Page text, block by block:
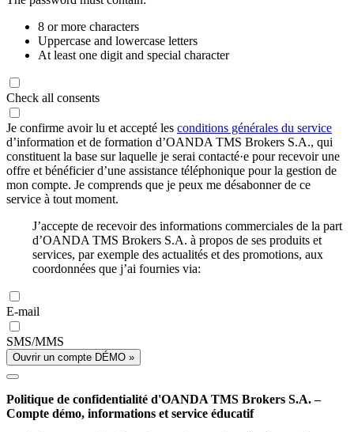
8 or more characters
Uppercase and lowercase letters
At least one digit and special character
Check all consents
Je confirme avoir lu et accepté les conditions générales du service
d’information et de formation d’OANDA TMS Brokers S.A., qui
constituent la base sur laquelle je serai contacté·e pour recevoir une
offre et bénéficier d’une assistance téléphonique pour la gestion de
mon compte. Je comprends que je peux me désabonner de ce
service à tout moment.
J’accepte de recevoir des informations commerciales de la part
d’OANDA TMS Brokers S.A. à propos de ses produits et
services, par exemple des actualités et des promotions, aux
coordonnées que j’ai fournies via:
E-mail
SMS/MMS
Ouvrir un compte DÉMO »
Politique de confidentialité d'OANDA TMS Brokers S.A. –
Compte démo, informations et service éducatif